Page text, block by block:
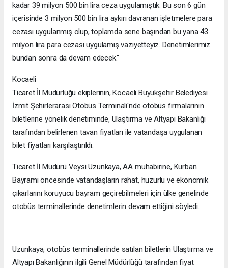
kadar 39 milyon 500 bin lira ceza uygulamıştık. Bu son 6 gün
içerisinde 3 milyon 500 bin lira aykırı davranan işletmelere para
cezası uygulanmış olup, toplamda sene başından bu yana 43
milyon lira para cezası uygulamış vaziyetteyiz. Denetimlerimiz
bundan sonra da devam edecek."
Kocaeli
Ticaret İl Müdürlüğü ekiplerinin, Kocaeli Büyükşehir Belediyesi
İzmit Şehirlerarası Otobüs Terminali'nde otobüs firmalarının
biletlerine yönelik denetiminde, Ulaştırma ve Altyapı Bakanlığı
tarafından belirlenen tavan fiyatları ile vatandaşa uygulanan
bilet fiyatları karşılaştırıldı.
Ticaret İl Müdürü Veysi Uzunkaya, AA muhabirine, Kurban
Bayramı öncesinde vatandaşların rahat, huzurlu ve ekonomik
çıkarlarını koruyucu bayram geçirebilmeleri için ülke genelinde
otobüs terminallerinde denetimlerin devam ettiğini söyledi.
Uzunkaya, otobüs terminallerinde satılan biletlerin Ulaştırma ve
Altyapı Bakanlığının ilgili Genel Müdürlüğü tarafından fiyat